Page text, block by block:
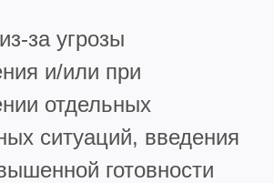
за угрозы
и/или при
отдельных
ситуаций, введения
готовности